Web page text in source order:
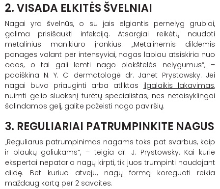
2.VISADA ELKITĖS ŠVELNIAI
Nagai yra švelnūs, o su jais elgiantis pernelyg grubiai,
galima prisišaukti infekciją. Atsargiai reikėtų naudoti
metalinius manikiūro įrankius. „Metalinėmis dildėmis
panages valant per intensyviai, nagas labiau atsiskiria nuo
odos, o tai gali lemti nago plokštelės nelygumus“, –
paaiškina N. Y. C. dermatologė dr. Janet Prystowsky. Jei
nagai buvo priauginti arba atliktas ilgalaikis lakavimas,
nuimti gelio sluoksnį turėtų specialistas, nes netaisyklingai
šalindamos gelį, galite pažeisti nago paviršių.
3. REGULIARIAI PATRUMPINKITE NAGUS
„Reguliarus patrumpinimas nagams toks pat svarbus, kaip
ir plaukų galiukams“, – teigia dr. J. Prystowsky. Kai kurie
ekspertai nepataria nagų kirpti, tik juos trumpinti naudojant
dildę. Bet kuriuo atveju, nagų formą koreguoti reikia
maždaug kartą per 2 savaites.